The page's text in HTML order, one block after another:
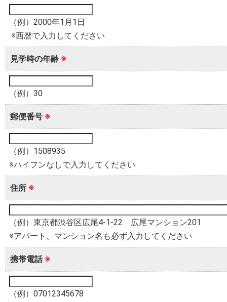
（例）2000年1月1日
※西暦で入力してください
見学時の年齢 ※
（例）30
郵便番号 ※
（例）1508935
※ハイフンなしで入力してください
住所 ※
（例）東京都渋谷区広尾4-1-22 広尾マンション201
※アパート、マンション名も必ず入力してください
携帯電話 ※
（例）07012345678